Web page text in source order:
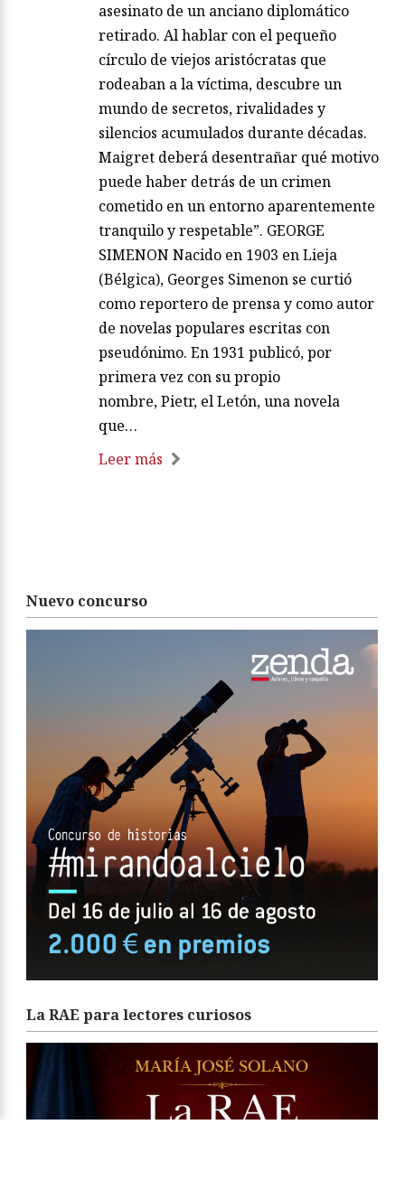
asesinato de un anciano diplomático
retirado. Al hablar con el pequeño
círculo de viejos aristócratas que
rodeaban a la víctima, descubre un
mundo de secretos, rivalidades y
silencios acumulados durante décadas.
Maigret deberá desentrañar qué motivo
puede haber detrás de un crimen
cometido en un entorno aparentemente
tranquilo y respetable”. GEORGE
SIMENON Nacido en 1903 en Lieja
(Bélgica), Georges Simenon se curtió
como reportero de prensa y como autor
de novelas populares escritas con
pseudónimo. En 1931 publicó, por
primera vez con su propio
nombre, Pietr, el Letón, una novela
que…
Leer más
Nuevo concurso
La RAE para lectores curiosos